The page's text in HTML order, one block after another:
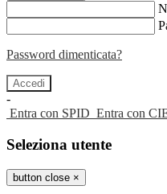
Password dimenticata?
-
Entra con SPID Entra con
Seleziona utente
button close ×